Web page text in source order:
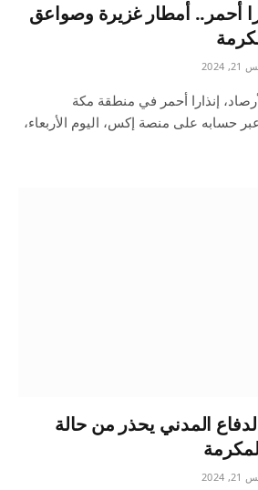
أحمر.. أمطار غزيرة وصواعق
إنذارا أحمر في منطقة مكة
حسابه على منصة إكس، اليوم الأربعاء،
المدني يحذر من حالة